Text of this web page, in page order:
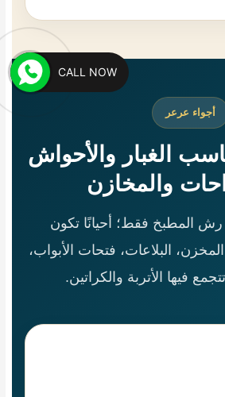
أجواء عرعر
الغبار والأحواش
والمخازن
المطبخ فقط؛ أحيانًا تكون
البلاعات، فتحات الأبواب،
فيها الأتربة والكراتين.
CALL NOW